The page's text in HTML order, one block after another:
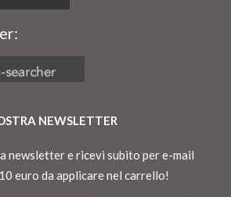
NEWSLETTER
newsletter e ricevi subito per e-mail
euro da applicare nel carrello!